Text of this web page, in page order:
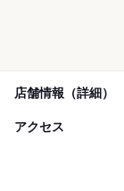
店舗情報（詳細）
アクセス